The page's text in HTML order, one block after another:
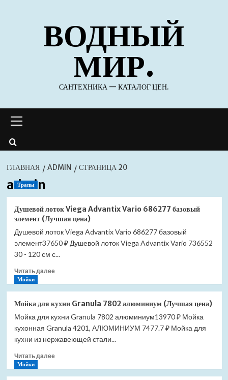
содержимомуВОДНЫЙ
МИР.
САНТЕХНИКА — КАТАЛОГ ЦЕН.
меню
ГЛАВНАЯ ADMIN СТРАНИЦА 20
admin
Трапы
Душевой лоток Viega Advantix Vario 686277 базовый
элемент (Лучшая цена)
Душевой лоток Viega Advantix Vario 686277 базовый
элемент37650 ₽ Душевой лоток Viega Advantix Vario 736552
30 - 120 см с...
Читать далееПрочитать
лоток
Viega
Advantix
Vario
базовый
(Лучшая
Мойки
Мойка для кухни Granula 7802 алюминиум (Лучшая цена)
Мойка для кухни Granula 7802 алюминиум13970 ₽ Мойка
кухонная Granula 4201, АЛЮМИНИУМ 7477.7 ₽ Мойка для
кухни из нержавеющей стали...
Читать далееПрочитать
Мойки